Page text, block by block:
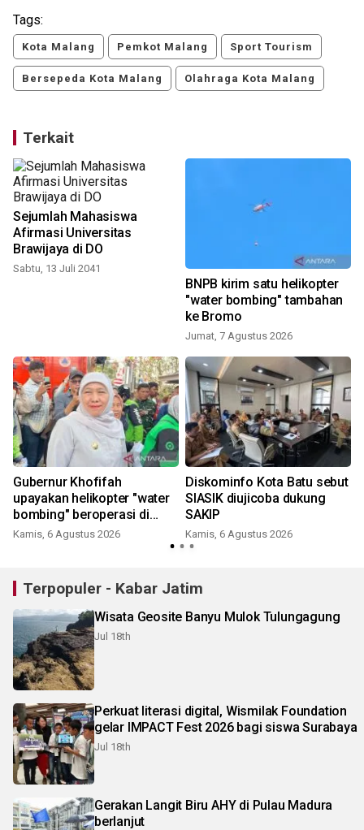
Tags:
Kota Malang Pemkot Malang Sport Tourism
Bersepeda Kota Malang Olahraga Kota Malang
Terkait
Sejumlah Mahasiswa
Afirmasi Universitas
Brawijaya di DO
Sabtu, 13 Juli 2041
BNPB kirim satu helikopter
"water bombing" tambahan
ke Bromo
Jumat, 7 Agustus 2026
Gubernur Khofifah
upayakan helikopter "water
bombing" beroperasi di
Bromo besok
Kamis, 6 Agustus 2026
Diskominfo Kota Batu sebut
SIASIK diujicoba dukung
SAKIP
Kamis, 6 Agustus 2026
Terpopuler - Kabar Jatim
Wisata Geosite Banyu Mulok Tulungagung
Jul 18th
Perkuat literasi digital, Wismilak Foundation
gelar IMPACT Fest 2026 bagi siswa Surabaya
Jul 18th
Gerakan Langit Biru AHY di Pulau Madura
berlanjut